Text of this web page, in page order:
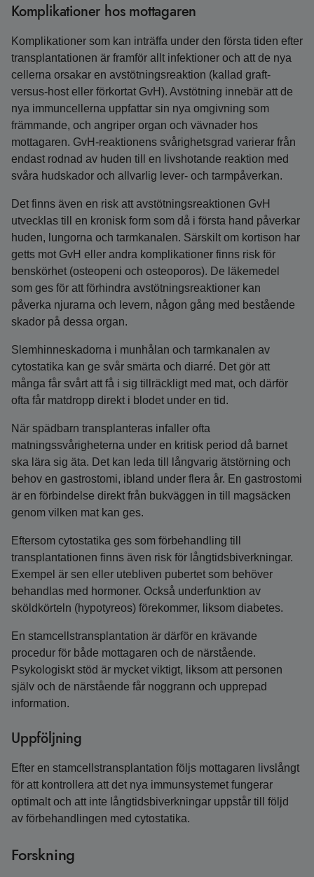
Komplikationer hos mottagaren
Komplikationer som kan inträffa under den första tiden efter
transplantationen är framför allt infektioner och att de nya
cellerna orsakar en avstötningsreaktion (kallad graft-
versus-host eller förkortat GvH). Avstötning innebär att de
nya immuncellerna uppfattar sin nya omgivning som
främmande, och angriper organ och vävnader hos
mottagaren. GvH-reaktionens svårighetsgrad varierar från
endast rodnad av huden till en livshotande reaktion med
svåra hudskador och allvarlig lever- och tarmpåverkan.
Det finns även en risk att avstötningsreaktionen GvH
utvecklas till en kronisk form som då i första hand påverkar
huden, lungorna och tarmkanalen. Särskilt om kortison har
getts mot GvH eller andra komplikationer finns risk för
benskörhet (osteopeni och osteoporos). De läkemedel
som ges för att förhindra avstötningsreaktioner kan
påverka njurarna och levern, någon gång med bestående
skador på dessa organ.
Slemhinneskadorna i munhålan och tarmkanalen av
cytostatika kan ge svår smärta och diarré. Det gör att
många får svårt att få i sig tillräckligt med mat, och därför
ofta får matdropp direkt i blodet under en tid.
När spädbarn transplanteras infaller ofta
matningssvårigheterna under en kritisk period då barnet
ska lära sig äta. Det kan leda till långvarig ätstörning och
behov en gastrostomi, ibland under flera år. En gastrostomi
är en förbindelse direkt från bukväggen in till magsäcken
genom vilken mat kan ges.
Eftersom cytostatika ges som förbehandling till
transplantationen finns även risk för långtids­biverkningar.
Exempel är sen eller utebliven pubertet som behöver
behandlas med hormoner. Också underfunktion av
sköldkörteln (hypotyreos) förekommer, liksom diabetes.
En stamcellstransplantation är därför en krävande
procedur för både mottagaren och de närstående.
Psykologiskt stöd är mycket viktigt, liksom att personen
själv och de närstående får noggrann och upprepad
information.
Uppföljning
Efter en stamcellstransplantation följs mottagaren livslångt
för att kontrollera att det nya immunsystemet fungerar
optimalt och att inte långtidsbiverkningar uppstår till följd
av förbehandlingen med cytostatika.
Forskning